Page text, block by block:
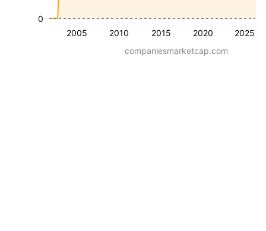
2005 2010 2015 2020 2025
0
companiesmarketcap.com